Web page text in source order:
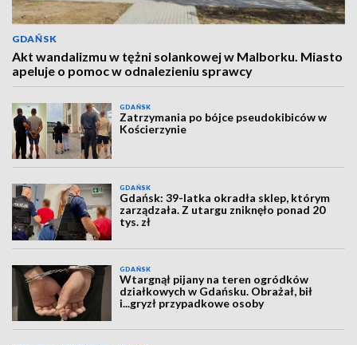
GDAŃSK
Akt wandalizmu w tężni solankowej w Malborku. Miasto
apeluje o pomoc w odnalezieniu sprawcy
GDAŃSK
Zatrzymania po bójce pseudokibiców w
Kościerzynie
GDAŃSK
Gdańsk: 39-latka okradła sklep, którym
zarządzała. Z utargu zniknęło ponad 20
tys. zł
GDAŃSK
Wtargnął pijany na teren ogródków
działkowych w Gdańsku. Obrażał, bił
i...gryzł przypadkowe osoby